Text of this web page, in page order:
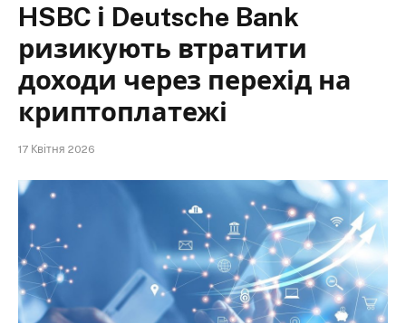
HSBC і Deutsche Bank
ризикують втратити
доходи через перехід на
криптоплатежі
17 Квітня 2026